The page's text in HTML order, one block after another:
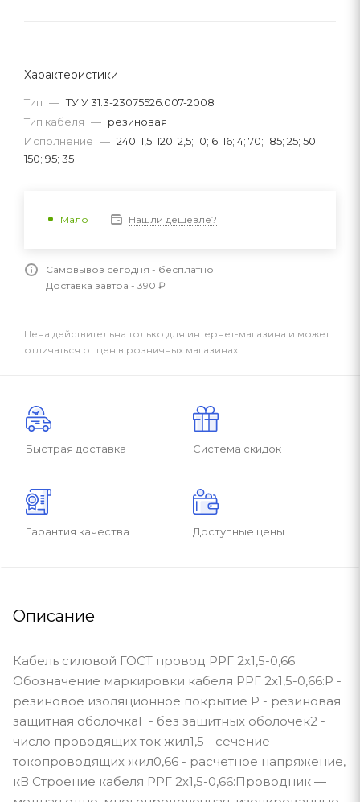
Характеристики
Тип — ТУ У 31.3-23075526:007-2008
Тип кабеля — резиновая
Исполнение — 240; 1,5; 120; 2,5; 10; 6; 16; 4; 70; 185; 25; 50;
150; 95; 35
Мало Нашли дешевле?
Самовывоз сегодня - бесплатно
Доставка завтра - 390 ₽
Цена действительна только для интернет-магазина и может
отличаться от цен в розничных магазинах
Быстрая доставка Система скидок
Гарантия качества Доступные цены
Описание
Кабель силовой ГОСТ провод РРГ 2х1,5-0,66
Обозначение маркировки кабеля РРГ 2х1,5-0,66:Р -
резиновое изоляционное покрытие Р - резиновая
защитная оболочкаГ - без защитных оболочек2 -
число проводящих ток жил1,5 - сечение
токопроводящих жил0,66 - расчетное напряжение,
кВ Строение кабеля РРГ 2х1,5-0,66:Проводник —